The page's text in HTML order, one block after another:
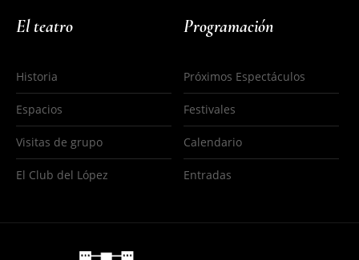
El teatro
Historia
Espacios
Visitas de grupo
El Club del López
Programación
Próximos Espectáculos
Festivales
Calendario
Entradas